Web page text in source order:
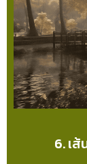
6. เ